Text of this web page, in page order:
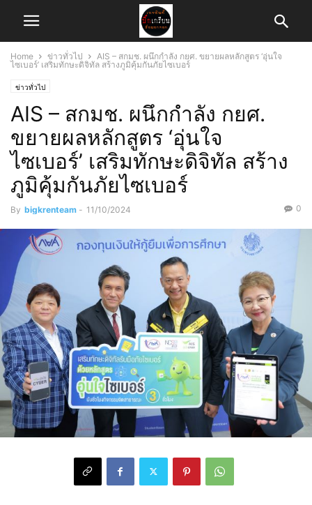
Home ข่าวทั่วไป
AIS – สกมช. ผนึกกำลัง กยศ. ขยายผลหลักสูตร ‘อุ่นใจ
ไซเบอร์’ เสริมทักษะดิจิทัล สร้างภูมิคุ้มกันภัยไซเบอร์
ข่าวทั่วไป
AIS – สกมช. ผนึกกำลัง กยศ.
ขยายผลหลักสูตร ‘อุ่นใจ
ไซเบอร์’ เสริมทักษะดิจิทัล สร้าง
ภูมิคุ้มกันภัยไซเบอร์
By bigkrenteam - 11/10/2024 0